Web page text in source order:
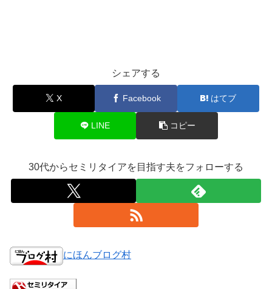
シェアする
X Facebook はてブ
LINE コピー
30代からセミリタイアを目指す夫をフォローする
にほんブログ村